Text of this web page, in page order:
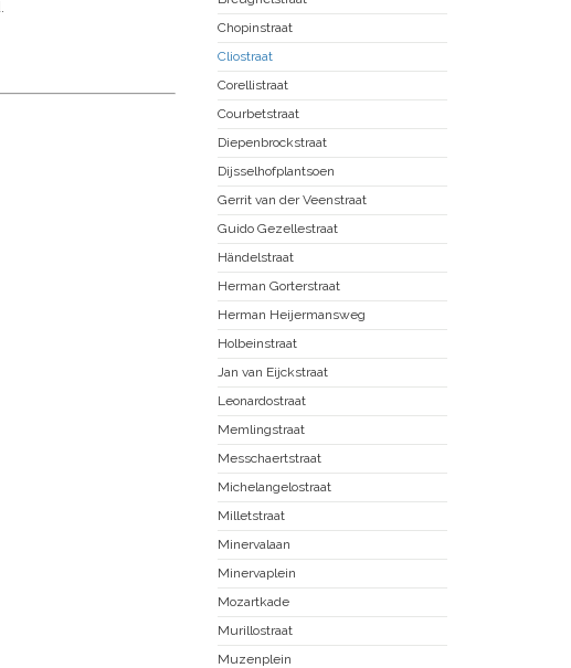
Chopinstraat
Cliostraat
Corellistraat
Courbetstraat
Diepenbrockstraat
Dijsselhofplantsoen
Gerrit van der Veenstraat
Guido Gezellestraat
Händelstraat
Herman Gorterstraat
Herman Heijermansweg
Holbeinstraat
Jan van Eijckstraat
Leonardostraat
Memlingstraat
Messchaertstraat
Michelangelostraat
Milletstraat
Minervalaan
Minervaplein
Mozartkade
Murillostraat
Muzenplein